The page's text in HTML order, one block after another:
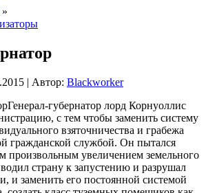
»
| Автор: Blackworker
Генерал-губернатор лорд Корнуоллис
с тем чтобы заменить систему
взяточничества и грабежа
гражданской службой. Он пытался
произвольным увеличением земельного
страну к запустению и разрушал
и заменить его постоянной системой